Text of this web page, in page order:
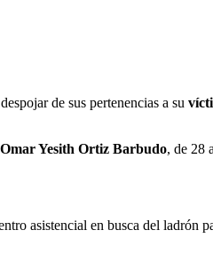
de sus pertenencias a su
Omar Yesith Ortiz Barbudo, de 28
asistencial en busca del